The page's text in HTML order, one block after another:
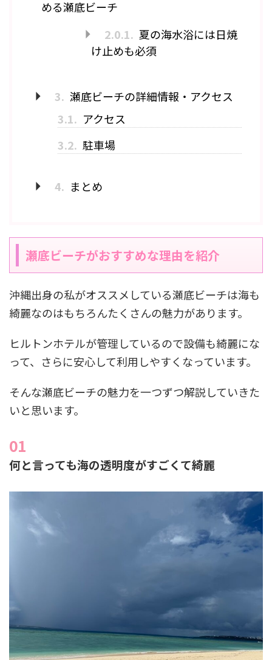
める瀬底ビーチ
2.0.1. 夏の海水浴には日焼
け止めも必須
3. 瀬底ビーチの詳細情報・アクセス
3.1. アクセス
3.2. 駐車場
4. まとめ
瀬底ビーチがおすすめな理由を紹介
沖縄出身の私がオススメしている瀬底ビーチは海も
綺麗なのはもちろんたくさんの魅力があります。
ヒルトンホテルが管理しているので設備も綺麗にな
って、さらに安心して利用しやすくなっています。
そんな瀬底ビーチの魅力を一つずつ解説していきた
いと思います。
何と言っても海の透明度がすごくて綺麗